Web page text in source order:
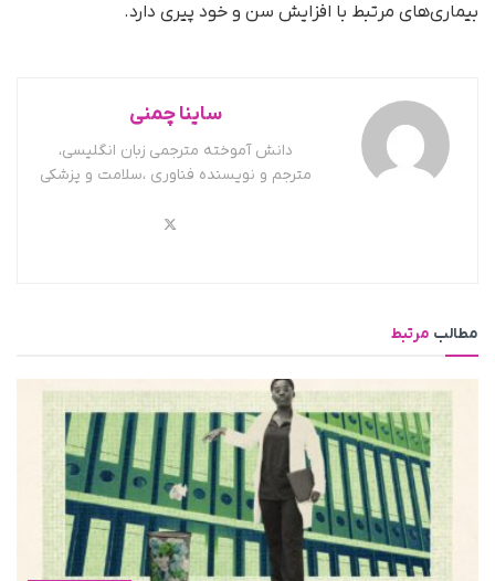
بیماری‌های مرتبط با افزایش سن و خود پیری دارد.
ساینا چمنی
دانش آموخته مترجمی زبان انگلیسی،
مترجم و نویسنده فناوری ،سلامت و پزشکی
مطالب مرتبط